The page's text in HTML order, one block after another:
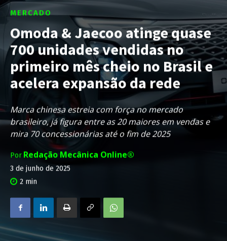
MERCADO
Omoda & Jaecoo atinge quase
700 unidades vendidas no
primeiro mês cheio no Brasil e
acelera expansão da rede
Marca chinesa estreia com força no mercado
brasileiro, já figura entre as 20 maiores em vendas e
mira 70 concessionárias até o fim de 2025
Por Redação Mecânica Online®
3 de junho de 2025
2 min